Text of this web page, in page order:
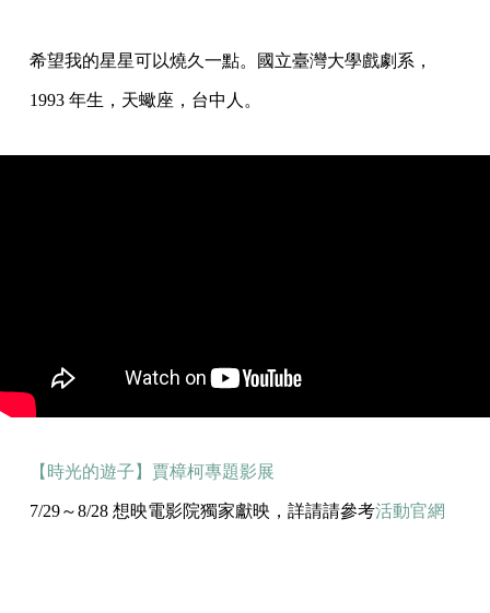
希望我的星星可以燒久一點。國立臺灣大學戲劇系，
1993 年生，天蠍座，台中人。
【時光的遊子】賈樟柯專題影展
7/29～8/28 想映電影院獨家獻映，詳請請參考活動官網